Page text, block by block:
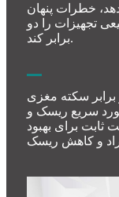
خطرات پنهان
تجهیزات را دو
برابر کند.
سکته مغزی
سریع ریسک و
ثابت برای بهبود
و کاهش ریسک